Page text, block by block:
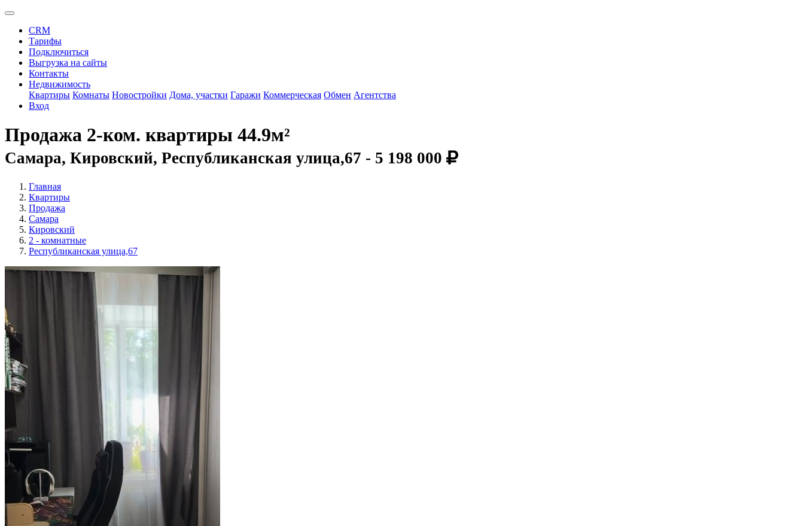
CRM
Тарифы
Подключиться
Выгрузка на сайты
Контакты
Недвижимость
Квартиры Комнаты Новостройки Дома, участки Гаражи Коммерческая Обмен Агентства
Вход
Продажа 2-ком. квартиры 44.9м²
Самара, Кировский, Республиканская улица,67 - 5 198 000
Главная
Квартиры
Продажа
Самара
Кировский
2 - комнатные
Республиканская улица,67